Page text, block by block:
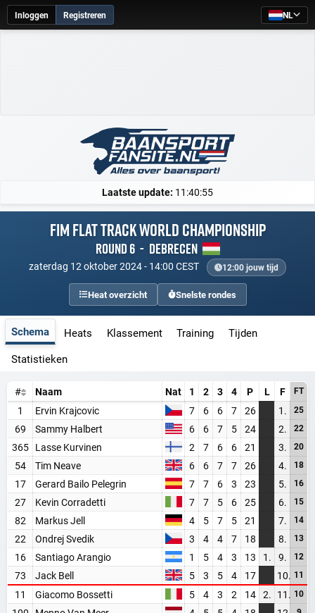
Inloggen Registreren NL
Laatste update: 11:40:55
FIM Flat Track World Championship
Round 6 - Debrecen
zaterdag 12 oktober 2024 - 14:00 CEST 12:00 jouw tijd
Heat overzicht Snelste rondes
Schema Heats Klassement Training
Tijden
Statistieken
# Naam Nat 1 2 3 4 P L F FT
1 Ervin Krajcovic 7 6 6 7 26 1. 25
69 Sammy Halbert 6 6 7 5 24 2. 22
365 Lasse Kurvinen 2 7 6 6 21 3. 20
54 Tim Neave 6 6 7 7 26 4. 18
17 Gerard Bailo Pelegrin 7 7 6 3 23 5. 16
27 Kevin Corradetti 7 7 5 6 25 6. 15
82 Markus Jell 4 5 7 5 21 7. 14
22 Ondrej Svedik 3 4 4 7 18 8. 13
16 Santiago Arangio 1 5 4 3 13 1. 9. 12
73 Jack Bell 5 3 5 4 17 10. 11
11 Giacomo Bossetti 5 4 3 2 14 2. 11. 10